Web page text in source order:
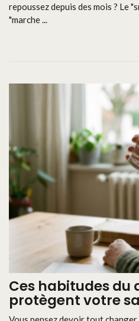
repoussez depuis des mois ? Le
"marche ...
Ces habitudes du
protègent votre